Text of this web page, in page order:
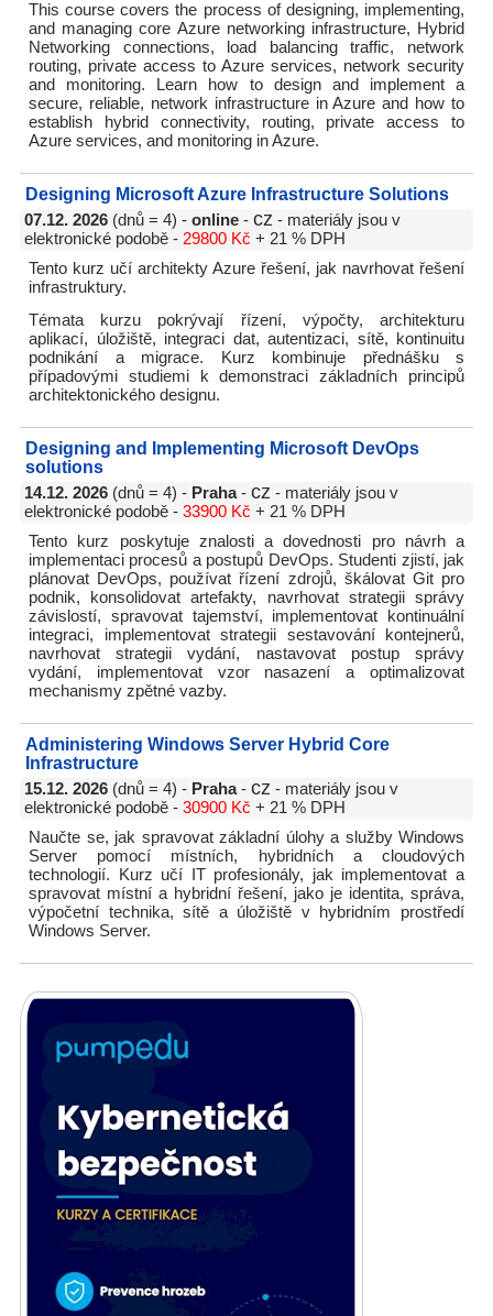
This course covers the process of designing, implementing,
and managing core Azure networking infrastructure, Hybrid
Networking connections, load balancing traffic, network
routing, private access to Azure services, network security
and monitoring. Learn how to design and implement a
secure, reliable, network infrastructure in Azure and how to
establish hybrid connectivity, routing, private access to
Azure services, and monitoring in Azure.
Designing Microsoft Azure Infrastructure Solutions
07.12. 2026 (dnů = 4) - online - cz - materiály jsou v
elektronické podobě - 29800 Kč + 21 % DPH
Tento kurz učí architekty Azure řešení, jak navrhovat řešení
infrastruktury.
Témata kurzu pokrývají řízení, výpočty, architekturu
aplikací, úložiště, integraci dat, autentizaci, sítě, kontinuitu
podnikání a migrace. Kurz kombinuje přednášku s
případovými studiemi k demonstraci základních principů
architektonického designu.
Designing and Implementing Microsoft DevOps
solutions
14.12. 2026 (dnů = 4) - Praha- cz - materiály jsou v
elektronické podobě - 33900 Kč + 21 % DPH
Tento kurz poskytuje znalosti a dovednosti pro návrh a
implementaci procesů a postupů DevOps. Studenti zjistí, jak
plánovat DevOps, používat řízení zdrojů, škálovat Git pro
podnik, konsolidovat artefakty, navrhovat strategii správy
závislostí, spravovat tajemství, implementovat kontinuální
integraci, implementovat strategii sestavování kontejnerů,
navrhovat strategii vydání, nastavovat postup správy
vydání, implementovat vzor nasazení a optimalizovat
mechanismy zpětné vazby.
Administering Windows Server Hybrid Core
Infrastructure
15.12. 2026 (dnů = 4) - Praha- cz - materiály jsou v
elektronické podobě - 30900 Kč + 21 % DPH
Naučte se, jak spravovat základní úlohy a služby Windows
Server pomocí místních, hybridních a cloudových
technologií. Kurz učí IT profesionály, jak implementovat a
spravovat místní a hybridní řešení, jako je identita, správa,
výpočetní technika, sítě a úložiště v hybridním prostředí
Windows Server.